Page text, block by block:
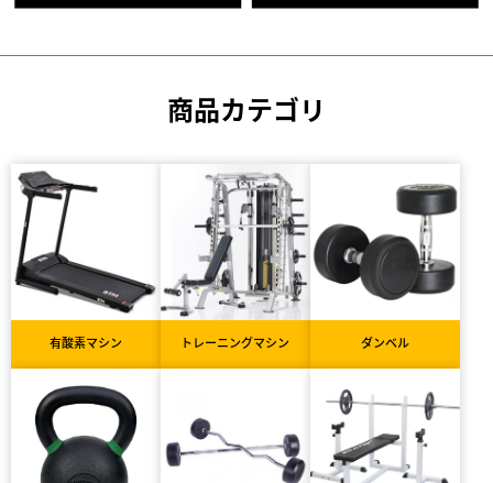
商品カテゴリ
有酸素マシン トレーニングマシン ダンベル